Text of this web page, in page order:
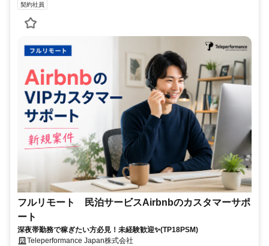
契約社員
フルリモート 民泊サービスAirbnbのカスタマーサポ
ート
深夜帯勤務で稼ぎたい方必見！未経験歓迎✨(TP18PSM)
Teleperformance Japan株式会社